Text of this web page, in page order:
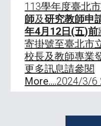
113學年度臺北市
師及研究教師申
年4月12日(五)前
寄掛號至臺北市
校長及教師專業
更多訊息請參閱
More....2024/3/6